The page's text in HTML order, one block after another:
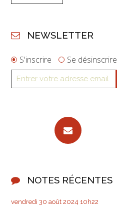
NEWSLETTER
S'inscrire Se désinscrire
NOTES RÉCENTES
vendredi 30 août 2024 10h22